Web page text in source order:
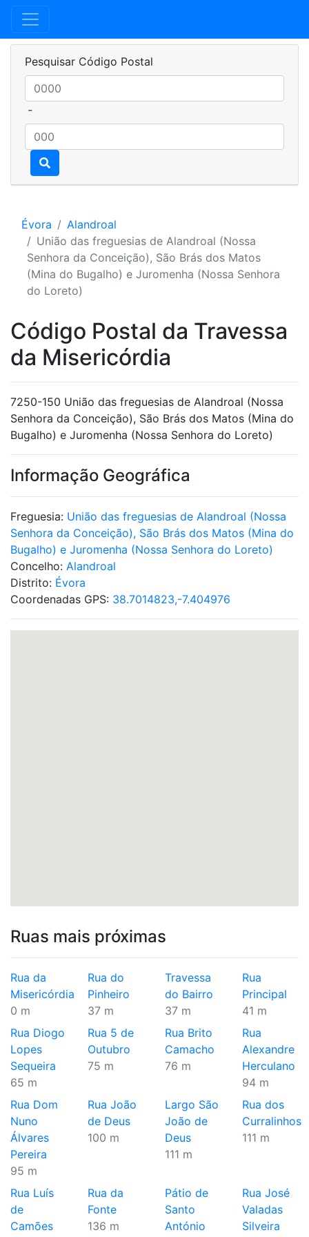
Pesquisar Código Postal
-
Évora
Alandroal
União das freguesias de Alandroal (Nossa
Senhora da Conceição), São Brás dos Matos
(Mina do Bugalho) e Juromenha (Nossa Senhora
do Loreto)
Código Postal da Travessa
da Misericórdia
7250-150 União das freguesias de Alandroal (Nossa
Senhora da Conceição), São Brás dos Matos (Mina do
Bugalho) e Juromenha (Nossa Senhora do Loreto)
Informação Geográfica
Freguesia: União das freguesias de Alandroal (Nossa
Senhora da Conceição), São Brás dos Matos (Mina do
Bugalho) e Juromenha (Nossa Senhora do Loreto)
Concelho: Alandroal
Distrito: Évora
Coordenadas GPS: 38.7014823,-7.404976
Ruas mais próximas
Rua da
Misericórdia
0 m
Rua do
Pinheiro
37 m
Travessa
do Bairro
37 m
Rua
Principal
41 m
Rua Diogo
Lopes
Sequeira
65 m
Rua 5 de
Outubro
75 m
Rua Brito
Camacho
76 m
Rua
Alexandre
Herculano
94 m
Rua Dom
Nuno
Álvares
Pereira
95 m
Rua João
de Deus
100 m
Largo São
João de
Deus
111 m
Rua dos
Curralinhos
111 m
Rua Luís
de
Camões
Rua da
Fonte
136 m
Pátio de
Santo
António
Rua José
Valadas
Silveira